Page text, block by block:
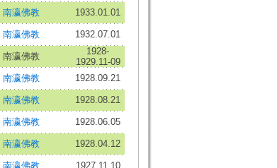
南瀛佛教 1933.01.01
南瀛佛教 1932.07.01
南瀛佛教
1928-
1929.11-09
南瀛佛教 1928.09.21
南瀛佛教 1928.08.21
南瀛佛教 1928.06.05
南瀛佛教 1928.04.12
南瀛佛教 1927.11.10